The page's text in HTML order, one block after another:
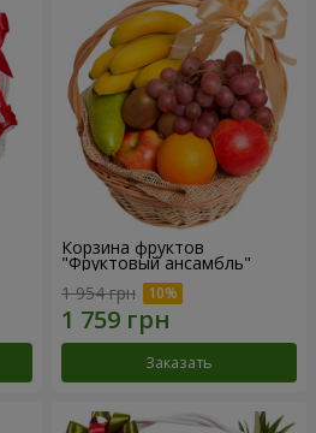
Корзина фруктов
"Фруктовый ансамбль"
1 954 грн
Заказать